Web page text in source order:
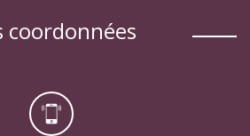
coordonnées